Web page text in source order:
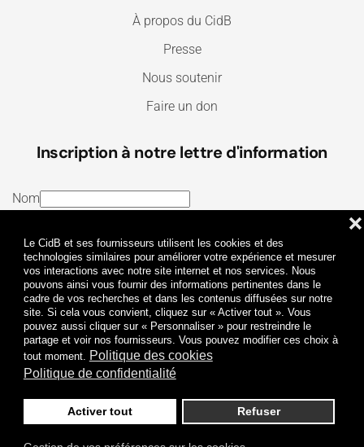
Le CidB et ses fournisseurs utilisent les cookies et des
technologies similaires pour améliorer votre expérience et mesurer
vos interactions avec notre site internet et nos services. Nous
pouvons ainsi vous fournir des informations pertinentes dans le
cadre de vos recherches et dans les contenus diffusées sur notre
site. Si cela vous convient, cliquez sur « Activer tout ». Vous
pouvez aussi cliquer sur « Personnaliser » pour restreindre le
partage et voir nos fournisseurs. Vous pouvez modifier ces choix à
tout moment. Politique des cookies
Politique de confidentialité
Activer tout Refuser
❌
À propos du CidB
Presse
Nous soutenir
Faire un don
Inscription à notre lettre d'information
Nom
J’ai lu et j’accepte lesTermes et conditionset la
Politique de confidentialité
Je m'abonne